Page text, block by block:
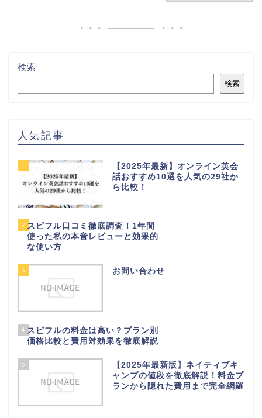
検索
検索
人気記事
1
【2025年最新】オンライン英会
話おすすめ10選を人気の29社か
ら比較！
2 スピフル口コミ徹底調査！1年間
使った私の本音レビューと効果的
な使い方
3 お問い合わせ
4 スピフルの料金は高い？プラン別
価格比較と費用対効果を徹底解説
5
【2025年最新版】ネイティブキ
ャンプの値段を徹底解説！料金プ
ランから隠れた費用まで完全網羅